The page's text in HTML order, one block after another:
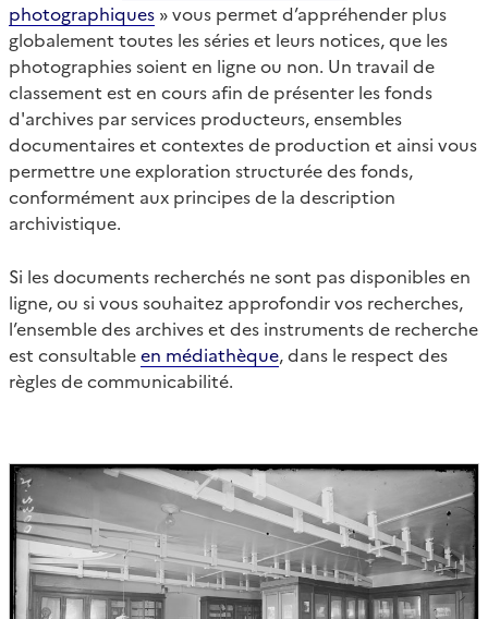
photographiques » vous permet d’appréhender plus
globalement toutes les séries et leurs notices, que les
photographies soient en ligne ou non. Un travail de
classement est en cours afin de présenter les fonds
d'archives par services producteurs, ensembles
documentaires et contextes de production et ainsi vous
permettre une exploration structurée des fonds,
conformément aux principes de la description
archivistique.
Si les documents recherchés ne sont pas disponibles en
ligne, ou si vous souhaitez approfondir vos recherches,
l’ensemble des archives et des instruments de recherche
est consultableen médiathèque, dans le respect des
règles de communicabilité.